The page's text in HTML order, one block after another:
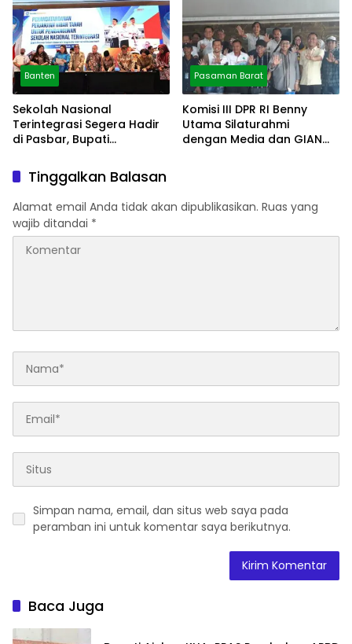
Banten
Sekolah Nasional
Terintegrasi Segera Hadir
di Pasbar, Bupati
Pasaman Barat
Komisi III DPR RI Benny
Utama Silaturahmi
dengan Media dan GIAN
Tinggalkan Balasan
Alamat email Anda tidak akan dipublikasikan. Ruas yang
wajib ditandai *
Simpan nama, email, dan situs web saya pada
peramban ini untuk komentar saya berikutnya.
Baca Juga